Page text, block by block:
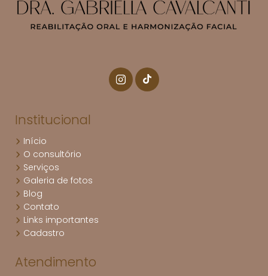
Institucional
Início
O consultório
Serviços
Galeria de fotos
Blog
Contato
Links importantes
Cadastro
Atendimento